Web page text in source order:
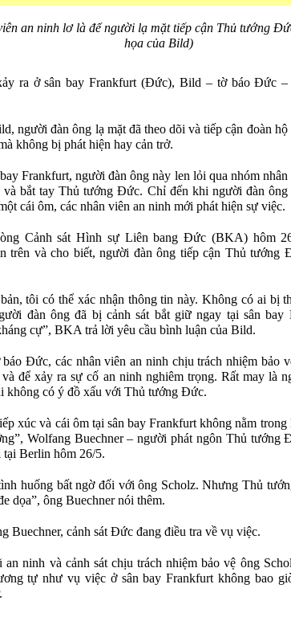
an ninh lơ là để người lạ mặt tiếp cận Thủ tướng
họa của Bild)
ra ở sân bay Frankfurt (Đức), Bild – tờ báo Đức
người đàn ông lạ mặt đã theo dõi và tiếp cận đoàn hộ
không bị phát hiện hay cản trở.
Frankfurt, người đàn ông này len lỏi qua nhóm
và bắt tay Thủ tướng Đức. Chỉ đến khi người đàn ông
cái ôm, các nhân viên an ninh mới phát hiện sự việc.
Cảnh sát Hình sự Liên bang Đức (BKA) hôm
trên và cho biết, người đàn ông tiếp cận Thủ tướng
tôi có thể xác nhận thông tin này. Không có ai bị
đàn ông đã bị cảnh sát bắt giữ ngay tại sân bay
cự”, BKA trả lời yêu cầu bình luận của Bild.
báo Đức, các nhân viên an ninh chịu trách nhiệm bảo
để xảy ra sự cố an ninh nghiêm trọng. Rất may là
không có ý đồ xấu với Thủ tướng Đức.
xúc và cái ôm tại sân bay Frankfurt không nằm trong
Wolfang Buechner – người phát ngôn Thủ tướng
tại Berlin hôm 26/5.
huống bất ngờ đối với ông Scholz. Nhưng Thủ
dọa”, ông Buechner nói thêm.
Buechner, cảnh sát Đức đang điều tra về vụ việc.
ninh và cảnh sát chịu trách nhiệm bảo vệ ông
tự như vụ việc ở sân bay Frankfurt không bao